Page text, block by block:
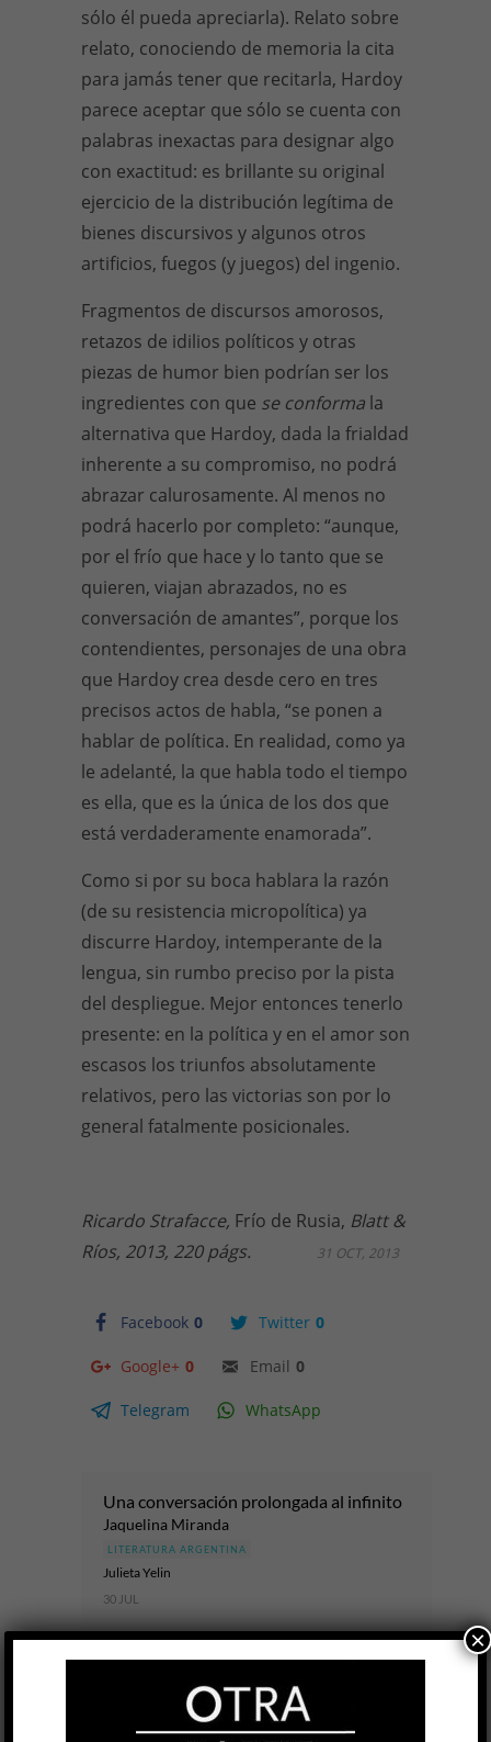
sólo él pueda apreciarla). Relato sobre
relato, conociendo de memoria la cita
para jamás tener que recitarla, Hardoy
parece aceptar que sólo se cuenta con
palabras inexactas para designar algo
con exactitud: es brillante su original
ejercicio de la distribución legítima de
bienes discursivos y algunos otros
artificios, fuegos (y juegos) del ingenio.
Fragmentos de discursos amorosos,
retazos de idilios políticos y otras
piezas de humor bien podrían ser los
ingredientes con que se conforma la
alternativa que Hardoy, dada la frialdad
inherente a su compromiso, no podrá
abrazar calurosamente. Al menos no
podrá hacerlo por completo: “aunque,
por el frío que hace y lo tanto que se
quieren, viajan abrazados, no es
conversación de amantes”, porque los
contendientes, personajes de una obra
que Hardoy crea desde cero en tres
precisos actos de habla, “se ponen a
hablar de política. En realidad, como ya
le adelanté, la que habla todo el tiempo
es ella, que es la única de los dos que
está verdaderamente enamorada”.
Como si por su boca hablara la razón
(de su resistencia micropolítica) ya
discurre Hardoy, intemperante de la
lengua, sin rumbo preciso por la pista
del despliegue. Mejor entonces tenerlo
presente: en la política y en el amor son
escasos los triunfos absolutamente
relativos, pero las victorias son por lo
general fatalmente posicionales.
Ricardo Strafacce, Frío de Rusia, Blatt &
Ríos, 2013, 220 págs.
Facebook 0 Twitter 0
Google+ 0 Email 0
Telegram WhatsApp
31 OCT, 2013
Una conversación prolongada al infinito
Jaquelina Miranda
LITERATURA ARGENTINA
Julieta Yelin
30 JUL
Una nena salva a su hermano menor con la
hermano mayor, que está de viaje; una
estudiante secundaria oculta su embarazo...
×